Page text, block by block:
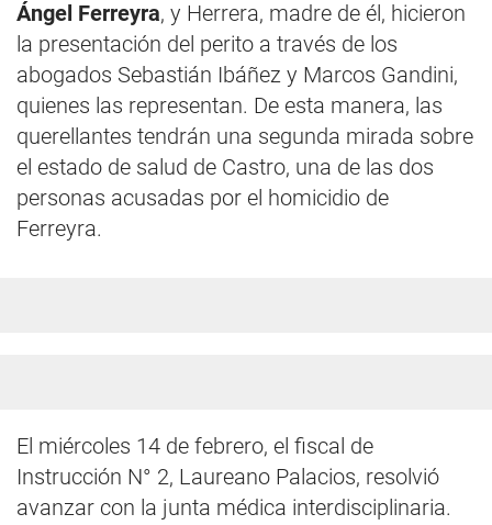
Ángel Ferreyra, y Herrera, madre de él, hicieron
la presentación del perito a través de los
abogados Sebastián Ibáñez y Marcos Gandini,
quienes las representan. De esta manera, las
querellantes tendrán una segunda mirada sobre
el estado de salud de Castro, una de las dos
personas acusadas por el homicidio de
Ferreyra.
El miércoles 14 de febrero, el fiscal de
Instrucción N° 2, Laureano Palacios, resolvió
avanzar con la junta médica interdisciplinaria.